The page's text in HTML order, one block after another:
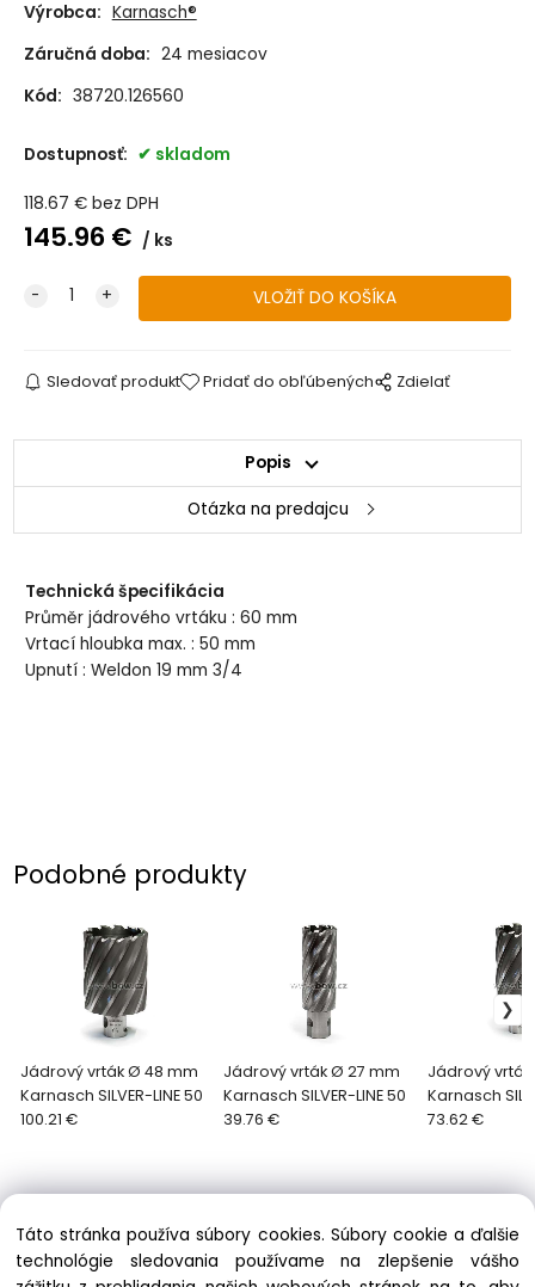
Výrobca: Karnasch®
Záručná doba: 24 mesiacov
Kód: 38720.126560
Dostupnosť: skladom
118.67 € bez DPH
145.96 € ks
Sledovať produkt Pridať do obľúbených Zdielať
Popis
Otázka na predajcu
Technická špecifikácia
Průměr jádrového vrtáku : 60 mm
Vrtací hloubka max. : 50 mm
Upnutí : Weldon 19 mm 3/4
Podobné produkty
Jádrový vrták Ø 48 mm
Karnasch SILVER-LINE 50
100.21 €
Jádrový vrták Ø 27 mm
Karnasch SILVER-LINE 50
39.76 €
Jádrový
Karnasch
73.62 €
Táto stránka používa súbory cookies. Súbory cookie a ďalšie
technológie sledovania používame na zlepšenie vášho